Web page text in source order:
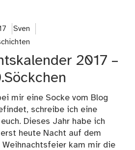
Sven
2017 –
mir eine Socke vom Blog
schreibe ich eine
Dieses Jahr habe ich
heute Nacht auf dem
Weihnachtsfeier kam mir die